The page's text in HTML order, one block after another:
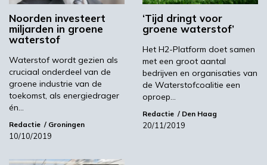
tweede jaar op rij plaats in Saudi-Arabië. De
woestijnrally is door zijn extreme zwaarte en
door zijn veeleisende karakter al decennia voor
autoproducenten zoeken een ideaal
proefterrein. De finish van de rally is op vrijdag
14 januari.
Beeld: Gaussin Group
H2Platform Gaussin
Noorden investeert
miljarden in groene
waterstof
Waterstof wordt gezien als
cruciaal onderdeel van de
groene industrie van de
toekomst, als energiedrager
én…
Redactie Groningen
10/10/2019
‘Tijd dringt voor
groene waterstof’
Het H2-Platform doet samen
met een groot aantal
bedrijven en organisaties van
de Waterstofcoalitie een
oproep…
Redactie Den Haag
20/11/2019